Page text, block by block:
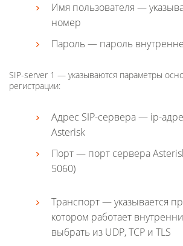
Имя пользователя —
номер
Пароль — пароль
SIP-server 1 — указываются параметры
регистрации:
Адрес SIP-сервера — ip-
Asterisk
Порт — порт сервера
5060)
Транспорт — указывается
котором работает
выбрать из UDP, TCP и TLS